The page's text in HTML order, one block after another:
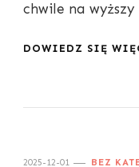
chwile na
DOWIEDZ SIĘ
2025-12-01 BEZ